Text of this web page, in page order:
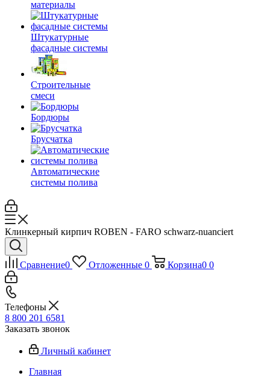
материалы
Штукатурные
фасадные системы
Строительные
смеси
Бордюры
Брусчатка
Автоматические
системы полива
Клинкерный кирпич ROBEN - FARO schwarz-nuanciert
Сравнение0 Отложенные 0 Корзина0 0
Телефоны
8 800 201 6581
Заказать звонок
Личный кабинет
Главная